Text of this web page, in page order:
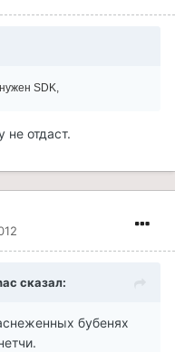
SDK,
не отдаст.
сказал:
бубенях